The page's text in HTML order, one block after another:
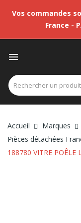
Vos commandes
France -

Accueil Marques
Pièces détachées
188780 VITRE POÊLE